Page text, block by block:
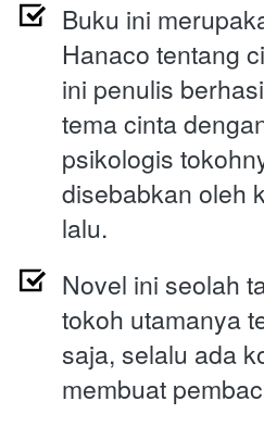
Buku ini
Hanaco tentang
ini penulis
tema cinta
psikologis
disebabkan oleh
lalu.
Novel ini seolah
tokoh utamanya
saja, selalu ada
membuat